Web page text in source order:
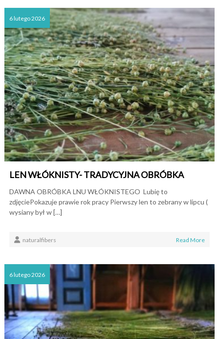
6 lutego 2026
LEN WŁÓKNISTY- TRADYCYJNA OBRÓBKA
DAWNA OBRÓBKA LNU WŁÓKNISTEGO Lubię to
zdjęciePokazuje prawie rok pracy Pierwszy len to zebrany w lipcu (
wysiany był w […]
naturalfibers Read More
6 lutego 2026